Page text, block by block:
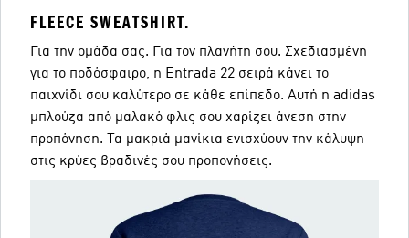
FLEECE SWEATSHIRT.
Για την ομάδα σας. Για τον πλανήτη σου. Σχεδιασμένη
για το ποδόσφαιρο, η Entrada 22 σειρά κάνει το
παιχνίδι σου καλύτερο σε κάθε επίπεδο. Αυτή η adidas
μπλούζα από μαλακό φλις σου χαρίζει άνεση στην
προπόνηση. Τα μακριά μανίκια ενισχύουν την κάλυψη
στις κρύες βραδινές σου προπονήσεις.